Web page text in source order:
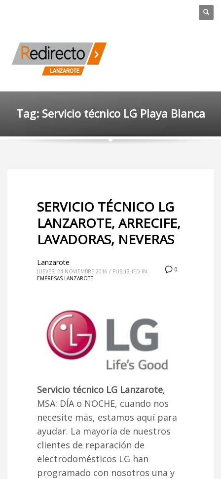
Tag: Servicio técnico LG Playa Blanca
SERVICIO TÉCNICO LG
LANZAROTE, ARRECIFE,
LAVADORAS, NEVERAS
0
Lanzarote
JUEVES, 24 NOVIEMBRE 2016 / PUBLISHED IN
EMPRESAS LANZAROTE
Servicio técnico LG Lanzarote,
MSA: DÍA o NOCHE, cuando nos
necesite más, estamos aquí para
ayudar. La mayoría de nuestros
clientes de reparación de
electrodomésticos LG han
programado con nosotros una y